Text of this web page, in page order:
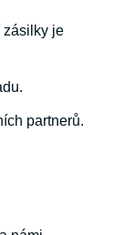
zásilky je
partnerů.